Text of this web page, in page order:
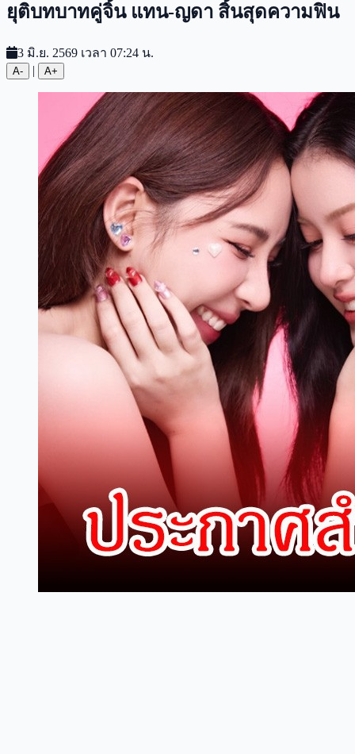
ยุติบทบาทคู่จิ้น แทน-ญดา สิ้นสุดความฟิน
3 มิ.ย. 2569 เวลา 07:24 น.
A- | A+